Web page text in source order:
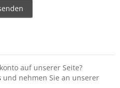
auf unserer Seite?
und nehmen Sie an unserer